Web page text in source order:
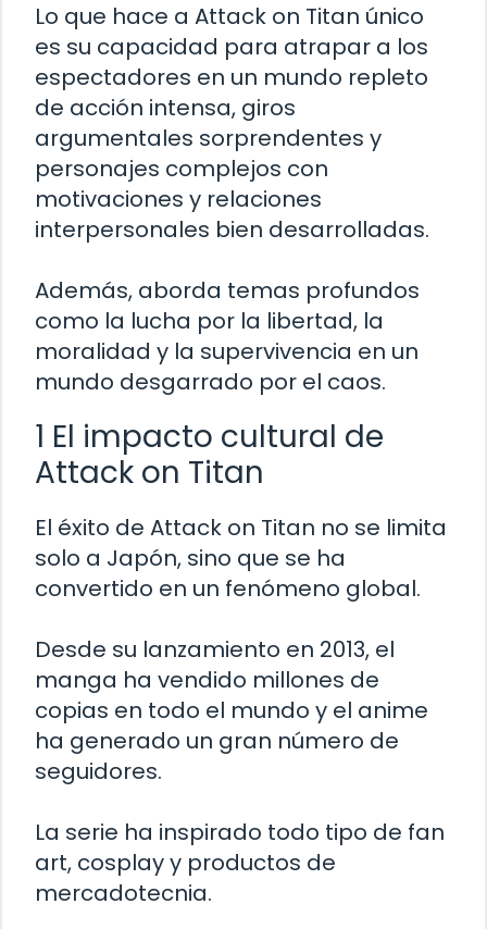
Lo que hace a Attack on Titan único
es su capacidad para atrapar a los
espectadores en un mundo repleto
de acción intensa, giros
argumentales sorprendentes y
personajes complejos con
motivaciones y relaciones
interpersonales bien desarrolladas.
Además, aborda temas profundos
como la lucha por la libertad, la
moralidad y la supervivencia en un
mundo desgarrado por el caos.
1 El impacto cultural de
Attack on Titan
El éxito de Attack on Titan no se limita
solo a Japón, sino que se ha
convertido en un fenómeno global.
Desde su lanzamiento en 2013, el
manga ha vendido millones de
copias en todo el mundo y el anime
ha generado un gran número de
seguidores.
La serie ha inspirado todo tipo de fan
art, cosplay y productos de
mercadotecnia.